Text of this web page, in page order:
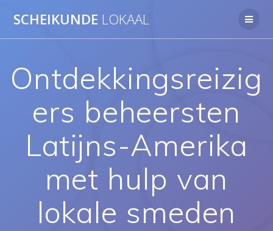
naar
SCHEIKUNDE LOKAAL
Ontdekkingsreizig
ers beheersten
Latijns-Amerika
met hulp van
lokale smeden